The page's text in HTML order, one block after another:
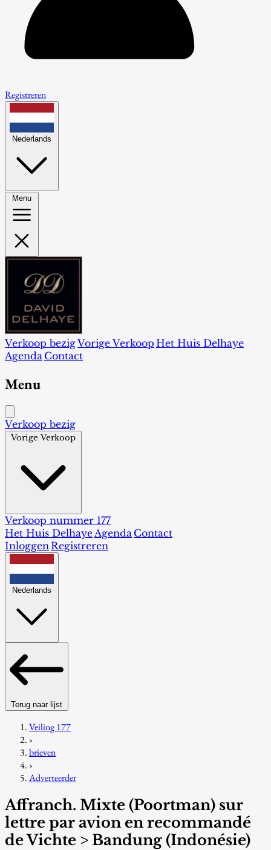
Registreren
Nederlands
Menu
Verkoop bezigVorige Verkoop Het Huis Delhaye
Agenda Contact
Menu
Verkoop bezig
Vorige Verkoop
Verkoop nummer 177
Het Huis DelhayeAgenda Contact
InloggenRegistreren
Nederlands
Terug naar lijst
Veiling 177
›
brieven
›
Adverteerder
Affranch. Mixte (Poortman) sur
lettre par avion en recommandé
de Vichte > Bandung (Indonésie)